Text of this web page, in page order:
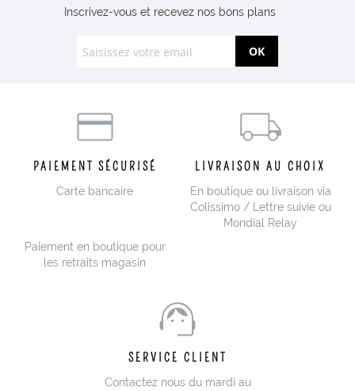
Inscrivez-vous et recevez nos bons plans
OK
PAIEMENT SÉCURISÉ
Carte bancaire
Paiement en boutique pour
les retraits magasin
LIVRAISON AU CHOIX
En boutique ou livraison via
Colissimo / Lettre suivie ou
Mondial Relay
SERVICE CLIENT
Contactez nous du mardi au